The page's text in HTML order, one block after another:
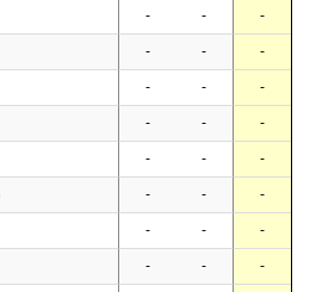
- - -
- - -
- - -
- - -
- - -
- - -
- - -
- - -